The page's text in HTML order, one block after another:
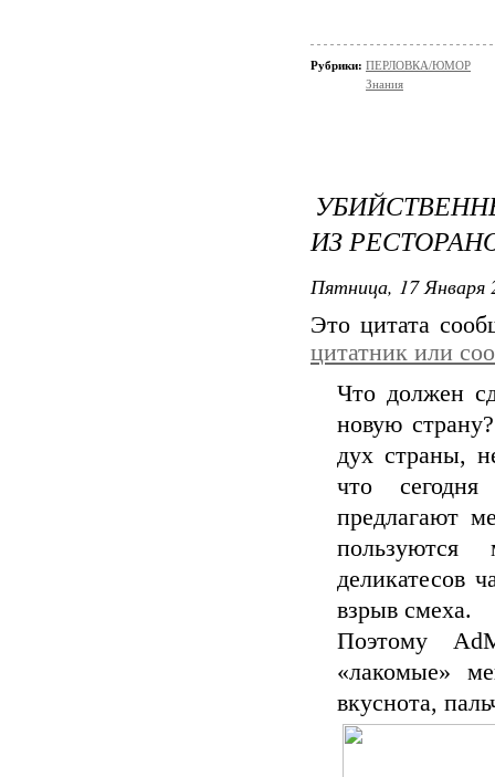
Рубрики: ПЕРЛОВКА/ЮМОР
Знания
ИЗ
Пятница, 17 Января
Это цитата
цитатник или
Что должен
новую
дух страны,
что
предлагают
пользуются
деликатесов
взрыв смеха.
Поэтому
«лакомые»
вкуснота,